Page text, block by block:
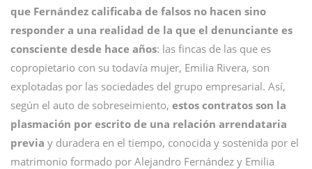
que Fernández calificaba de falsos no hacen sino
responder a una realidad de la que el denunciante es
consciente desde hace años: las fincas de las que es
copropietario con su todavía mujer, Emilia Rivera, son
explotadas por las sociedades del grupo empresarial. Así,
según el auto de sobreseimiento, estos contratos son la
plasmación por escrito de una relación arrendataria
previa y duradera en el tiempo, conocida y sostenida por el
matrimonio formado por Alejandro Fernández y Emilia